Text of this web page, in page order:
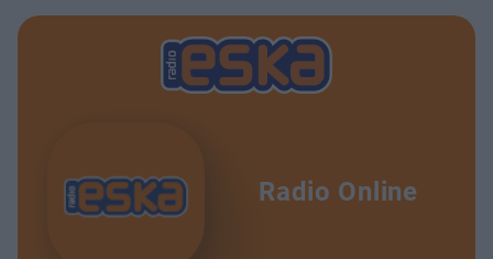
Radio Online